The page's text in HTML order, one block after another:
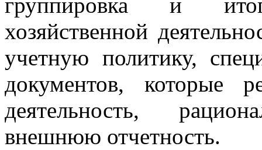
группировка и
хозяйственной
учетную политику,
документов, которые
деятельность,
внешнюю отчетность.